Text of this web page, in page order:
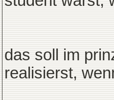
das soll im
realisierst,